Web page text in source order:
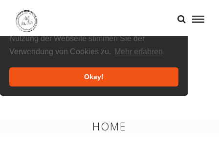
Cookies helfen uns bei der Bereitstellung
unserer Inhalte und Dienste. Durch die weitere
Nutzung der Webseite stimmen Sie der
Verwendung von Cookies zu.
Mehr erfahren
Okay!
HOME